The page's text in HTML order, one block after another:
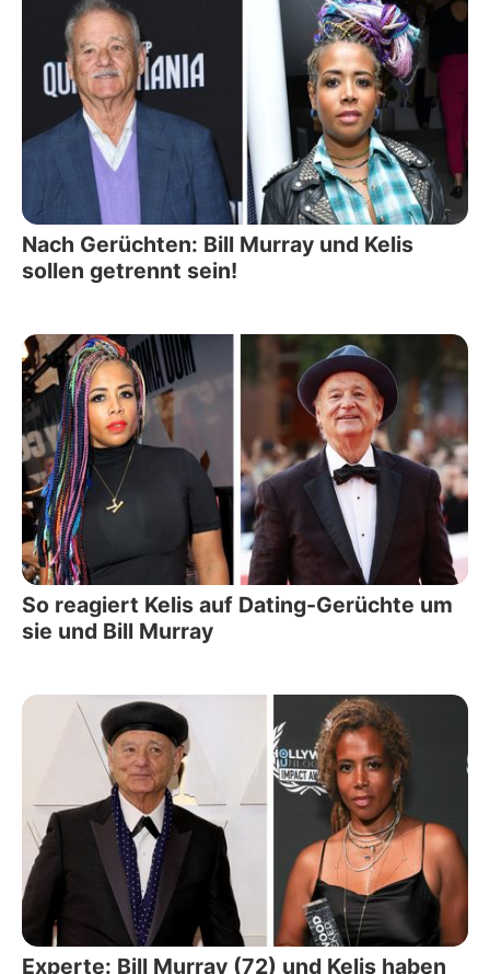
Nach Gerüchten: Bill Murray und Kelis
sollen getrennt sein!
So reagiert Kelis auf Dating-Gerüchte um
sie und Bill Murray
Experte: Bill Murray (72) und Kelis haben